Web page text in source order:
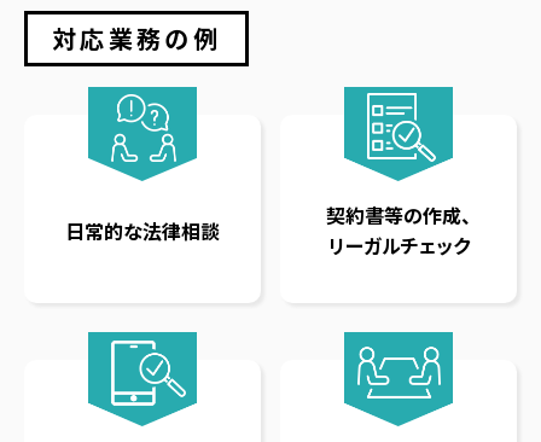
対応業務の例
日常的な法律相談
契約書等の作成、
リーガルチェック